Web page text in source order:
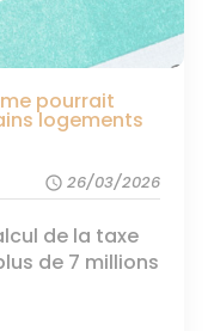
pourrait
logements
schedule 26/03/2026
de la taxe
de 7 millions